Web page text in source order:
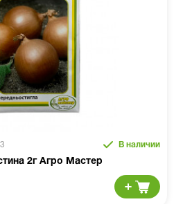
В наличии
2г Агро Мастер